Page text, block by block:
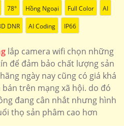
thiết kết tinh tế chống trộmCS-H6-
1J5WF
ngoài trời Dahua
STW
Hikvision 360
gnoai2 trời 360 chất lượng
DS-
DE/W(F1)(T5)
Lắp
78° Hồng Ngoại Full Color AI
DNR AI Coding IP66
lắp camera wifi chọn những
để đảm bảo chất lượng sản
ngày nay cũng có giá khá
trên mạng xã hội. do đó
đang cân nhắt nhưng hình
thọ sản phâm cao hơn